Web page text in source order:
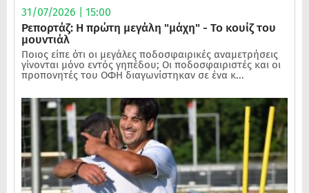
31/07/2026 | 15:00
Ρεπορτάζ: Η πρώτη μεγάλη "μάχη" - Το κουίζ του
μουντιάλ
Ποιος είπε ότι οι μεγάλες ποδοσφαιρικές αναμετρήσεις
γίνονται μόνο εντός γηπέδου; Οι ποδοσφαιριστές και οι
προπονητές του ΟΦΗ διαγωνίστηκαν σε ένα κ...